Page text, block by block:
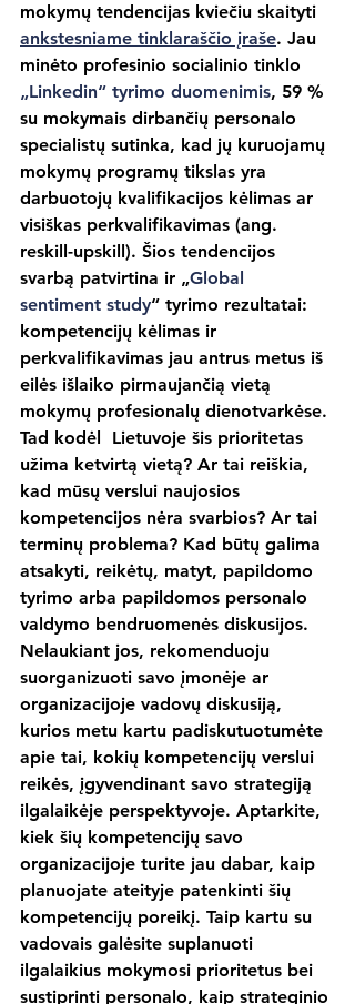
mokymų tendencijas kviečiu skaityti
ankstesniame tinklaraščio įraše. Jau
minėto profesinio socialinio tinklo
„Linkedin“ tyrimo duomenimis, 59 %
su mokymais dirbančių personalo
specialistų sutinka, kad jų kuruojamų
mokymų programų tikslas yra
darbuotojų kvalifikacijos kėlimas ar
visiškas perkvalifikavimas (ang.
reskill-upskill). Šios tendencijos
svarbą patvirtina ir „Global
sentiment study“ tyrimo rezultatai:
kompetencijų kėlimas ir
perkvalifikavimas jau antrus metus iš
eilės išlaiko pirmaujančią vietą
mokymų profesionalų dienotvarkėse.
Tad kodėl  Lietuvoje šis prioritetas
užima ketvirtą vietą? Ar tai reiškia,
kad mūsų verslui naujosios
kompetencijos nėra svarbios? Ar tai
terminų problema? Kad būtų galima
atsakyti, reikėtų, matyt, papildomo
tyrimo arba papildomos personalo
valdymo bendruomenės diskusijos.
Nelaukiant jos, rekomenduoju
suorganizuoti savo įmonėje ar
organizacijoje vadovų diskusiją,
kurios metu kartu padiskutuotumėte
apie tai, kokių kompetencijų verslui
reikės, įgyvendinant savo strategiją
ilgalaikėje perspektyvoje. Aptarkite,
kiek šių kompetencijų savo
organizacijoje turite jau dabar, kaip
planuojate ateityje patenkinti šių
kompetencijų poreikį. Taip kartu su
vadovais galėsite suplanuoti
ilgalaikius mokymosi prioritetus bei
sustiprinti personalo, kaip strateginio